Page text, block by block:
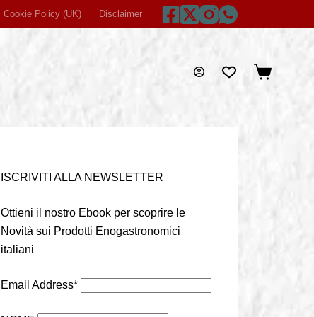
Cookie Policy (UK) Disclaimer Home Imprint
Carrello
ISCRIVITI ALLA NEWSLETTER
Ottieni il nostro Ebook per scoprire le
Novità sui Prodotti Enogastronomici
italiani
Email Address*